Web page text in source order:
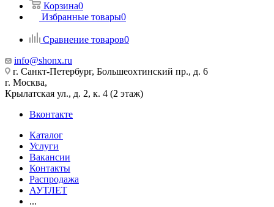
Корзина0
Избранные товары0
Сравнение товаров0
info@shonx.ru
г. Санкт-Петербург, Большеохтинский пр., д. 6
г. Москва,
Крылатская ул., д. 2, к. 4 (2 этаж)
Вконтакте
Каталог
Услуги
Вакансии
Контакты
Распродажа
АУТЛЕТ
...